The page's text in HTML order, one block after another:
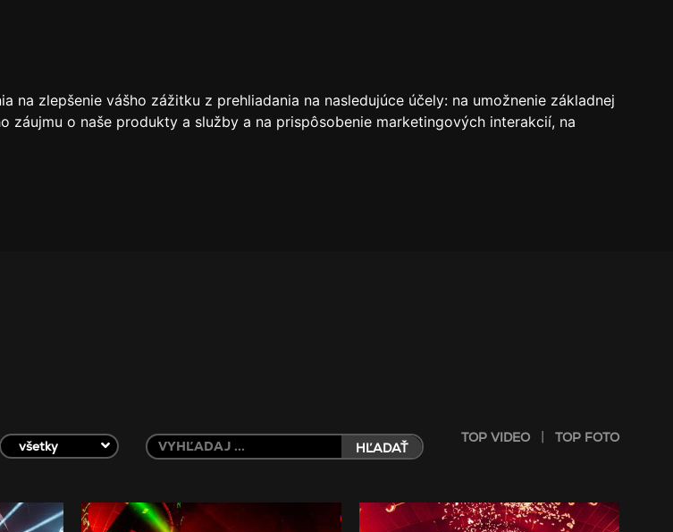
zlepšenie vášho zážitku z prehliadania na nasledujúce účely: na umožnenie základnej
záujmu o naše produkty a služby a na prispôsobenie marketingových interakcií, na
TOP VIDEO | TOP FOTO
všetky HĽADAŤ